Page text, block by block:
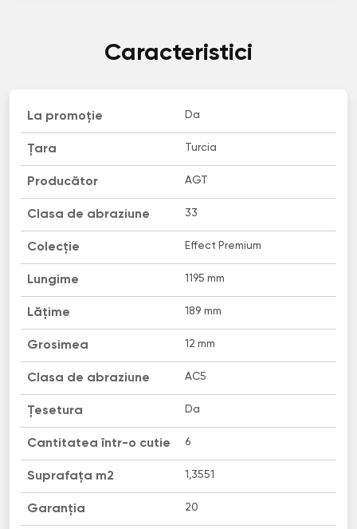
Caracteristici
La promoție Da
Țara Turcia
Producător AGT
Clasa de abraziune 33
Colecție Effect Premium
Lungime 1195 mm
Lățime 189 mm
Grosimea 12 mm
Clasa de abraziune AC5
Țesetura Da
Cantitatea într-o cutie 6
Suprafața m2 1,3551
Garanția 20